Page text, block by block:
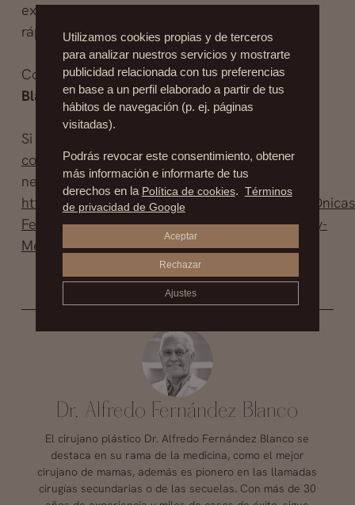
excepcionales, controlados y si ocurren de
rápida resolución.
Consulta con nuestro experto eldr. Fernández
Blanco
Si deseas más información, escríbenos a
contacto@drfernandezblanco.como entra en
neustro Facebook
http://www.facebook.com/#!/pages/
Fern%C3%A1ndez-Blanco-de-Cirug%C3%ADa-y-
Medicina-Est%C3%A9tica/175259475818553
Dr. Alfredo Fernández Blanco
El cirujano plástico Dr. Alfredo Fernández Blanco se
destaca en su rama de la medicina, como el mejor
cirujano de mamas, además es pionero en las llamadas
cirugías secundarias o de las secuelas. Con más de 30
Utilizamos cookies propias y de terceros
para analizar nuestros servicios y mostrarte
publicidad relacionada con tus preferencias
en base a un perfil elaborado a partir de tus
hábitos de navegación (p. ej. páginas
visitadas).
Podrás revocar este consentimiento, obtener
más información e informarte de tus
derechos en la Política de cookies. Términos
de privacidad de Google
Aceptar
Rechazar
Ajustes